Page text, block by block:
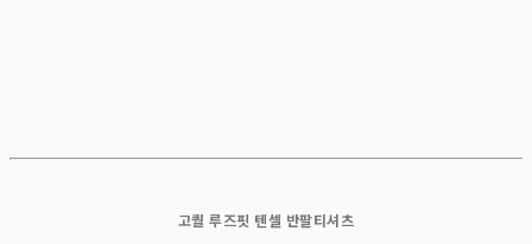
고퀄 루즈핏 텐셀 반팔티셔츠